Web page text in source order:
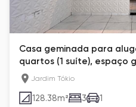
Casa geminada para
quartos (1 suíte), espaço
churrasqueira, 128,38m²,
Jardim Tókio
128.38m² 3 1